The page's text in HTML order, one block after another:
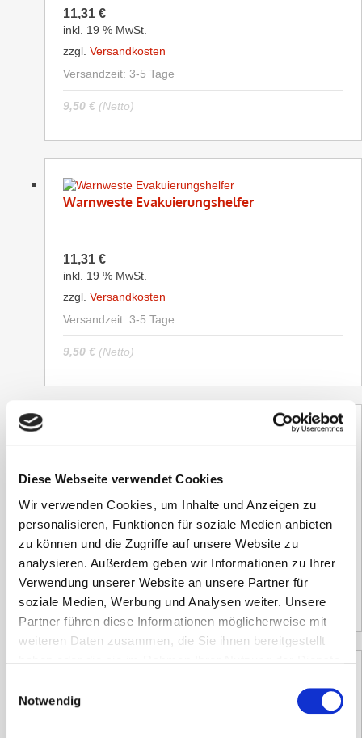
Diese Webseite verwendet Cookies
Wir verwenden Cookies, um Inhalte und Anzeigen zu
personalisieren, Funktionen für soziale Medien anbieten
zu können und die Zugriffe auf unsere Website zu
analysieren. Außerdem geben wir Informationen zu Ihrer
Verwendung unserer Website an unsere Partner für
soziale Medien, Werbung und Analysen weiter. Unsere
Partner führen diese Informationen möglicherweise mit
weiteren Daten zusammen, die Sie ihnen bereitgestellt
Notwendig
11,31€
inkl. 19 % MwSt.
zzgl.Versandkosten
Versandzeit:3-5 Tage
9,50€ (Netto)
Warnweste Evakuierungshelfer
11,31€
inkl. 19 % MwSt.
zzgl.Versandkosten
Versandzeit:3-5 Tage
9,50€ (Netto)
Warnweste DIN EN 471 gelb
3,57€
inkl. 19 % MwSt.
zzgl.Versandkosten
Versandzeit:3-5 Tage
3,00€ (Netto)